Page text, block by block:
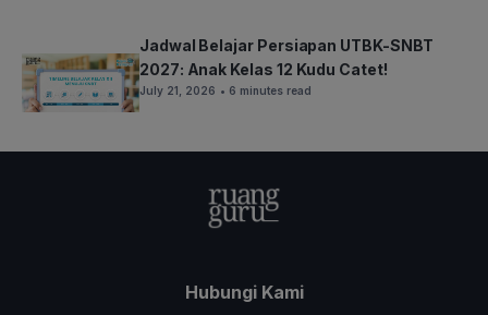
Jadwal Belajar Persiapan UTBK-SNBT
2027: Anak Kelas 12 Kudu Catet!
July 21, 2026 • 6 minutes read
Hubungi Kami